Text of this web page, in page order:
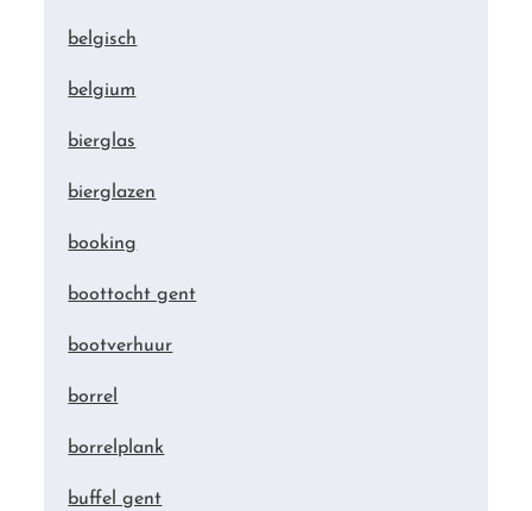
belgisch
belgium
bierglas
bierglazen
booking
boottocht gent
bootverhuur
borrel
borrelplank
buffel gent